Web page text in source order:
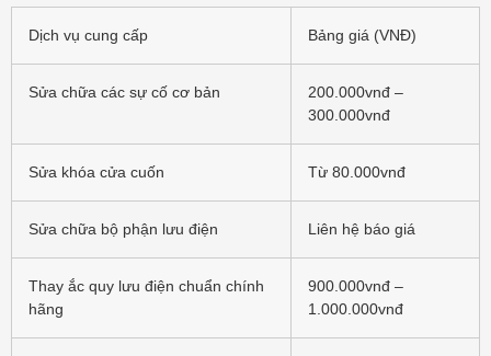
Dịch vụ cung cấp Bảng giá (VNĐ)
Sửa chữa các sự cố cơ bản
200.000vnđ –
300.000vnđ
Sửa khóa cửa cuốn Từ 80.000vnđ
Sửa chữa bộ phận lưu điện Liên hệ báo giá
Thay ắc quy lưu điện chuẩn chính
hãng
900.000vnđ –
1.000.000vnđ